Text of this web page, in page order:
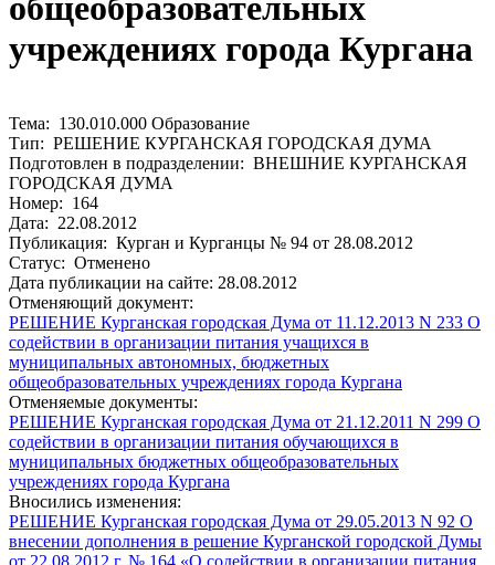
общеобразовательных
учреждениях города Кургана
Тема: 130.010.000 Образование
Тип: РЕШЕНИЕ КУРГАНСКАЯ ГОРОДСКАЯ ДУМА
Подготовлен в подразделении: ВНЕШНИЕ КУРГАНСКАЯ
ГОРОДСКАЯ ДУМА
Номер: 164
Дата: 22.08.2012
Публикация: Курган и Курганцы № 94 от 28.08.2012
Статус: Отменено
Дата публикации на сайте: 28.08.2012
Отменяющий документ:
РЕШЕНИЕ Курганская городская Дума от 11.12.2013 N 233 О
содействии в организации питания учащихся в
муниципальных автономных, бюджетных
общеобразовательных учреждениях города Кургана
Отменяемые документы:
РЕШЕНИЕ Курганская городская Дума от 21.12.2011 N 299 О
содействии в организации питания обучающихся в
муниципальных бюджетных общеобразовательных
учреждениях города Кургана
Вносились изменения:
РЕШЕНИЕ Курганская городская Дума от 29.05.2013 N 92 О
внесении дополнения в решение Курганской городской Думы
от 22.08.2012 г. № 164 «О содействии в организации питания